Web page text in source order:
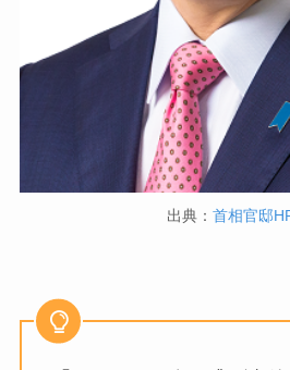
出典：首相官邸